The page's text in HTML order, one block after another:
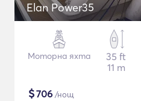
Elan Power35
Моторна яхта
35 ft
11 m
$706 /нощ